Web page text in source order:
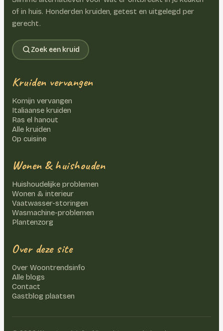
of in huis. Honderden kruiden, getest en uitgelegd per
gerecht.
Zoek een kruid
Kruiden vervangen
Komijn vervangen
Italiaanse kruiden
Ras el hanout
Alle kruiden
Op cuisine
Wonen & huishouden
Huishoudelijke problemen
Wonen & interieur
Vaatwasser-storingen
Wasmachine-problemen
Plantenzorg
Over deze site
Over Woontrendsinfo
Alle blogs
Contact
Gastblog plaatsen